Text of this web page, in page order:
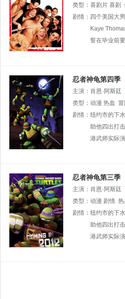
类型： 喜剧片 喜剧
剧情： 四个美国大
Kaye
誓在毕业前
忍者神龟第四季
主演： 肖恩·阿斯廷
类型： 动漫 热血
剧情： 纽约市的下
助他四出打
港武师实际
忍者神龟第三季
主演： 肖恩·阿斯廷
类型： 动漫 剧情 热
剧情： 纽约市的下
助他四出打
港武师实际